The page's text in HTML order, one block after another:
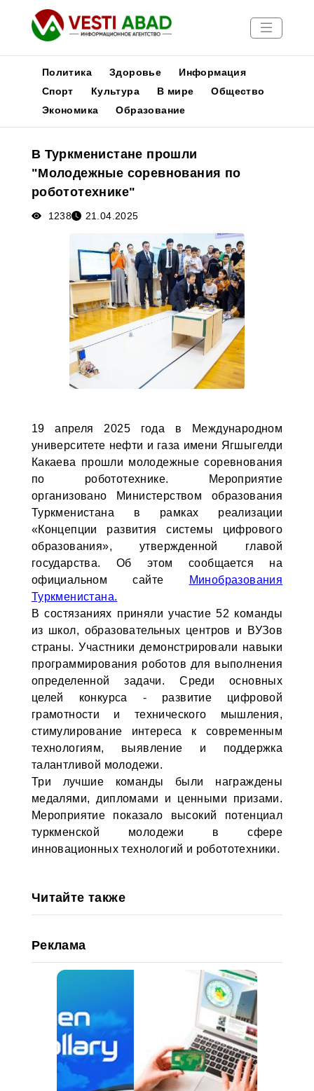
Новости
Медиа
Афиша
Политика Здоровье
Информация
Спорт
Культура В мире
Общество
Экономика
Образование
В Туркменистане прошли
"Молодежные соревнования по
робототехнике"
1238 21.04.2025
19 апреля 2025 года в Международном
университете нефти и газа имени Ягшыгелди
Какаева прошли молодежные соревнования
по робототехнике. Мероприятие
организовано Министерством образования
Туркменистана в рамках реализации
«Концепции развития системы цифрового
образования», утвержденной главой
государства. Об этом сообщается на
официальном сайте
Минобразования
Туркменистана.
В состязаниях приняли участие 52 команды
из школ, образовательных центров и ВУЗов
страны. Участники демонстрировали навыки
программирования роботов для выполнения
определенной задачи. Среди основных
целей конкурса - развитие цифровой
грамотности и технического мышления,
стимулирование интереса к современным
технологиям, выявление и поддержка
талантливой молодежи.
Три лучшие команды были награждены
медалями, дипломами и ценными призами.
Мероприятие показало высокий потенциал
туркменской молодежи в сфере
инновационных технологий и робототехники.
Читайте также
Реклама